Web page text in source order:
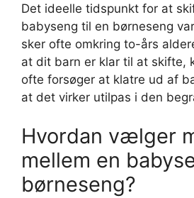
Det ideelle tidspunkt for at
babyseng til en børneseng
sker ofte omkring to-års
at dit barn er klar til at skifte,
ofte forsøger at klatre ud af
at det virker utilpas i den
Hvordan vælger
mellem en
børneseng?